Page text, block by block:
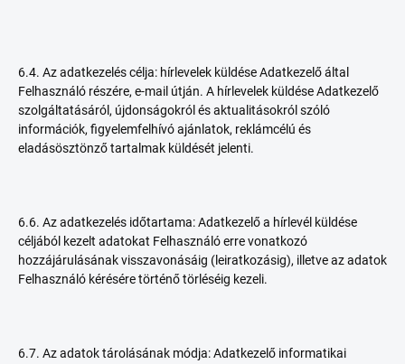
6.4. Az adatkezelés célja: hírlevelek küldése Adatkezelő által
Felhasználó részére, e-mail útján. A hírlevelek küldése Adatkezelő
szolgáltatásáról, újdonságokról és aktualitásokról szóló
információk, figyelemfelhívó ajánlatok, reklámcélú és
eladásösztönző tartalmak küldését jelenti.
6.6. Az adatkezelés időtartama: Adatkezelő a hírlevél küldése
céljából kezelt adatokat Felhasználó erre vonatkozó
hozzájárulásának visszavonásáig (leiratkozásig), illetve az adatok
Felhasználó kérésére történő törléséig kezeli.
6.7. Az adatok tárolásának módja: Adatkezelő informatikai